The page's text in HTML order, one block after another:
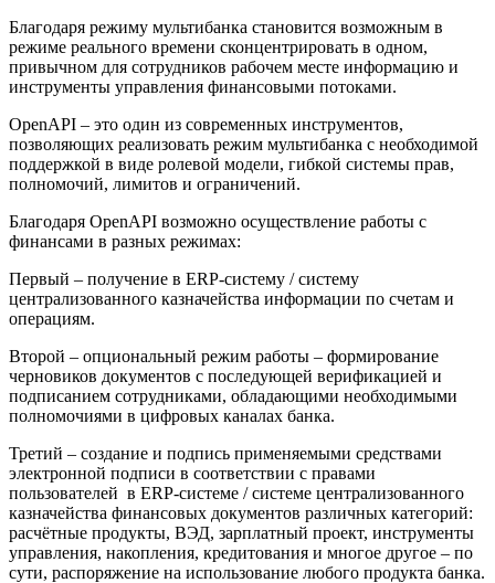
Благодаря режиму мультибанка становится возможным в
режиме реального времени сконцентрировать в одном,
привычном для сотрудников рабочем месте информацию и
инструменты управления финансовыми потоками.
OpenAPI – это один из современных инструментов,
позволяющих реализовать режим мультибанка с необходимой
поддержкой в виде ролевой модели, гибкой системы прав,
полномочий, лимитов и ограничений.
Благодаря OpenAPI возможно осуществление работы с
финансами в разных режимах:
Первый – получение в ERP-систему / систему
централизованного казначейства информации по счетам и
операциям.
Второй – опциональный режим работы – формирование
черновиков документов с последующей верификацией и
подписанием сотрудниками, обладающими необходимыми
полномочиями в цифровых каналах банка.
Третий – создание и подпись применяемыми средствами
электронной подписи в соответствии с правами
пользователей в ERP-системе / системе централизованного
казначейства финансовых документов различных категорий:
расчётные продукты, ВЭД, зарплатный проект, инструменты
управления, накопления, кредитования и многое другое – по
сути, распоряжение на использование любого продукта банка.